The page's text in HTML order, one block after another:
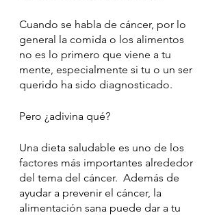
Cuando se habla de cáncer, por lo
general la comida o los alimentos
no es lo primero que viene a tu
mente, especialmente si tu o un ser
querido ha sido diagnosticado.
Pero ¿adivina qué?
Una dieta saludable es uno de los
factores más importantes alrededor
del tema del cáncer.  Además de
ayudar a prevenir el cáncer, la
alimentación sana puede dar a tu